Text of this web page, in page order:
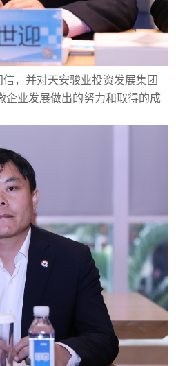
，并对天安骏业投资发展集团
企业发展做出的努力和取得的成